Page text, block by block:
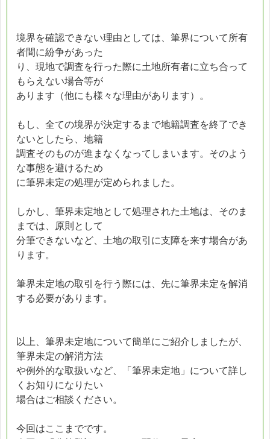
境界を確認できない理由としては、筆界について所有
者間に紛争があった
り、現地で調査を行った際に土地所有者に立ち合って
もらえない場合等が
あります（他にも様々な理由があります）。
もし、全ての境界が決定するまで地籍調査を終了でき
ないとしたら、地籍
調査そのものが進まなくなってしまいます。そのよう
な事態を避けるため
に筆界未定の処理が定められました。
しかし、筆界未定地として処理された土地は、そのま
までは、原則として
分筆できないなど、土地の取引に支障を来す場合があ
ります。
筆界未定地の取引を行う際には、先に筆界未定を解消
する必要があります。
以上、筆界未定地について簡単にご紹介しましたが、
筆界未定の解消方法
や例外的な取扱いなど、「筆界未定地」について詳し
くお知りになりたい
場合はご相談ください。
今回はここまでです。